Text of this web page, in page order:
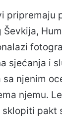
pripremaju
sjećanja i
njenim
njemu.
pakt